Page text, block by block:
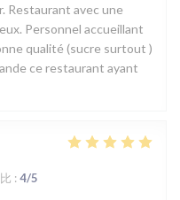
Restaurant avec une
Personnel accueillant
qualité (sucre surtout )
ce restaurant ayant
: 4/5